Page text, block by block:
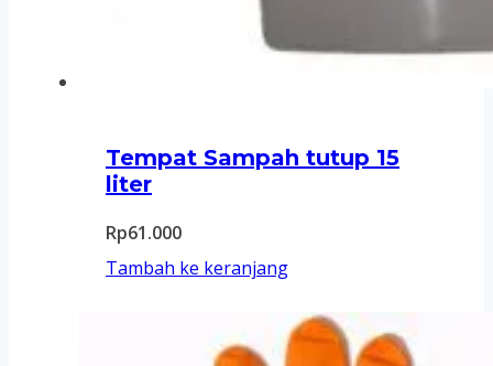
Tempat Sampah tutup 15
liter
Rp61.000
Tambah ke keranjang